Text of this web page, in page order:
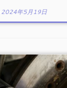
2024年5月19日